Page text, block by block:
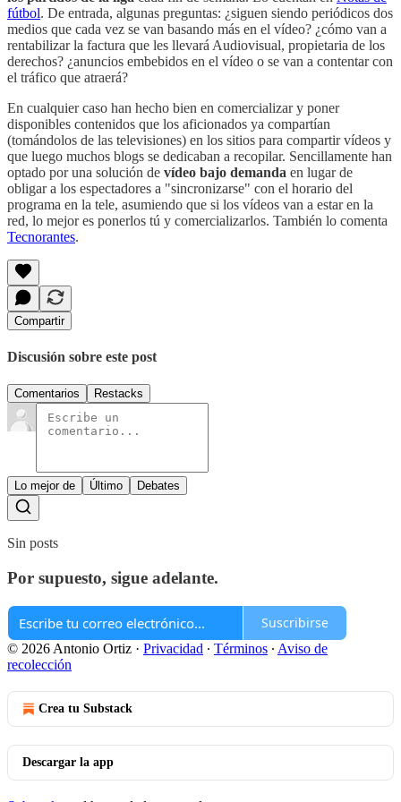
fútbol. De entrada, algunas preguntas: ¿siguen siendo periódicos dos
medios que cada vez se van basando más en el vídeo? ¿cómo van a
rentabilizar la factura que les llevará Audiovisual, propietaria de los
derechos? ¿anuncios embebidos en el vídeo o se van a contentar con
el tráfico que atraerá?
En cualquier caso han hecho bien en comercializar y poner
disponibles contenidos que los aficionados ya compartían
(tomándolos de las televisiones) en los sitios para compartir vídeos y
que luego muchos blogs se dedicaban a recopilar. Sencillamente han
optado por una solución de vídeo bajo demanda en lugar de
obligar a los espectadores a "sincronizarse" con el horario del
programa en la tele, asumiendo que si los vídeos van a estar en la
red, lo mejor es ponerlos tú y comercializarlos. También lo comenta
Tecnorantes.
Compartir
Discusión sobre este post
Comentarios Restacks
Lo mejor de Último Debates
Sin posts
Por supuesto, sigue adelante.
Suscribirse
© 2026 Antonio Ortiz · Privacidad ∙ Términos ∙ Aviso de
recolección
Crea tu Substack
Descargar la app